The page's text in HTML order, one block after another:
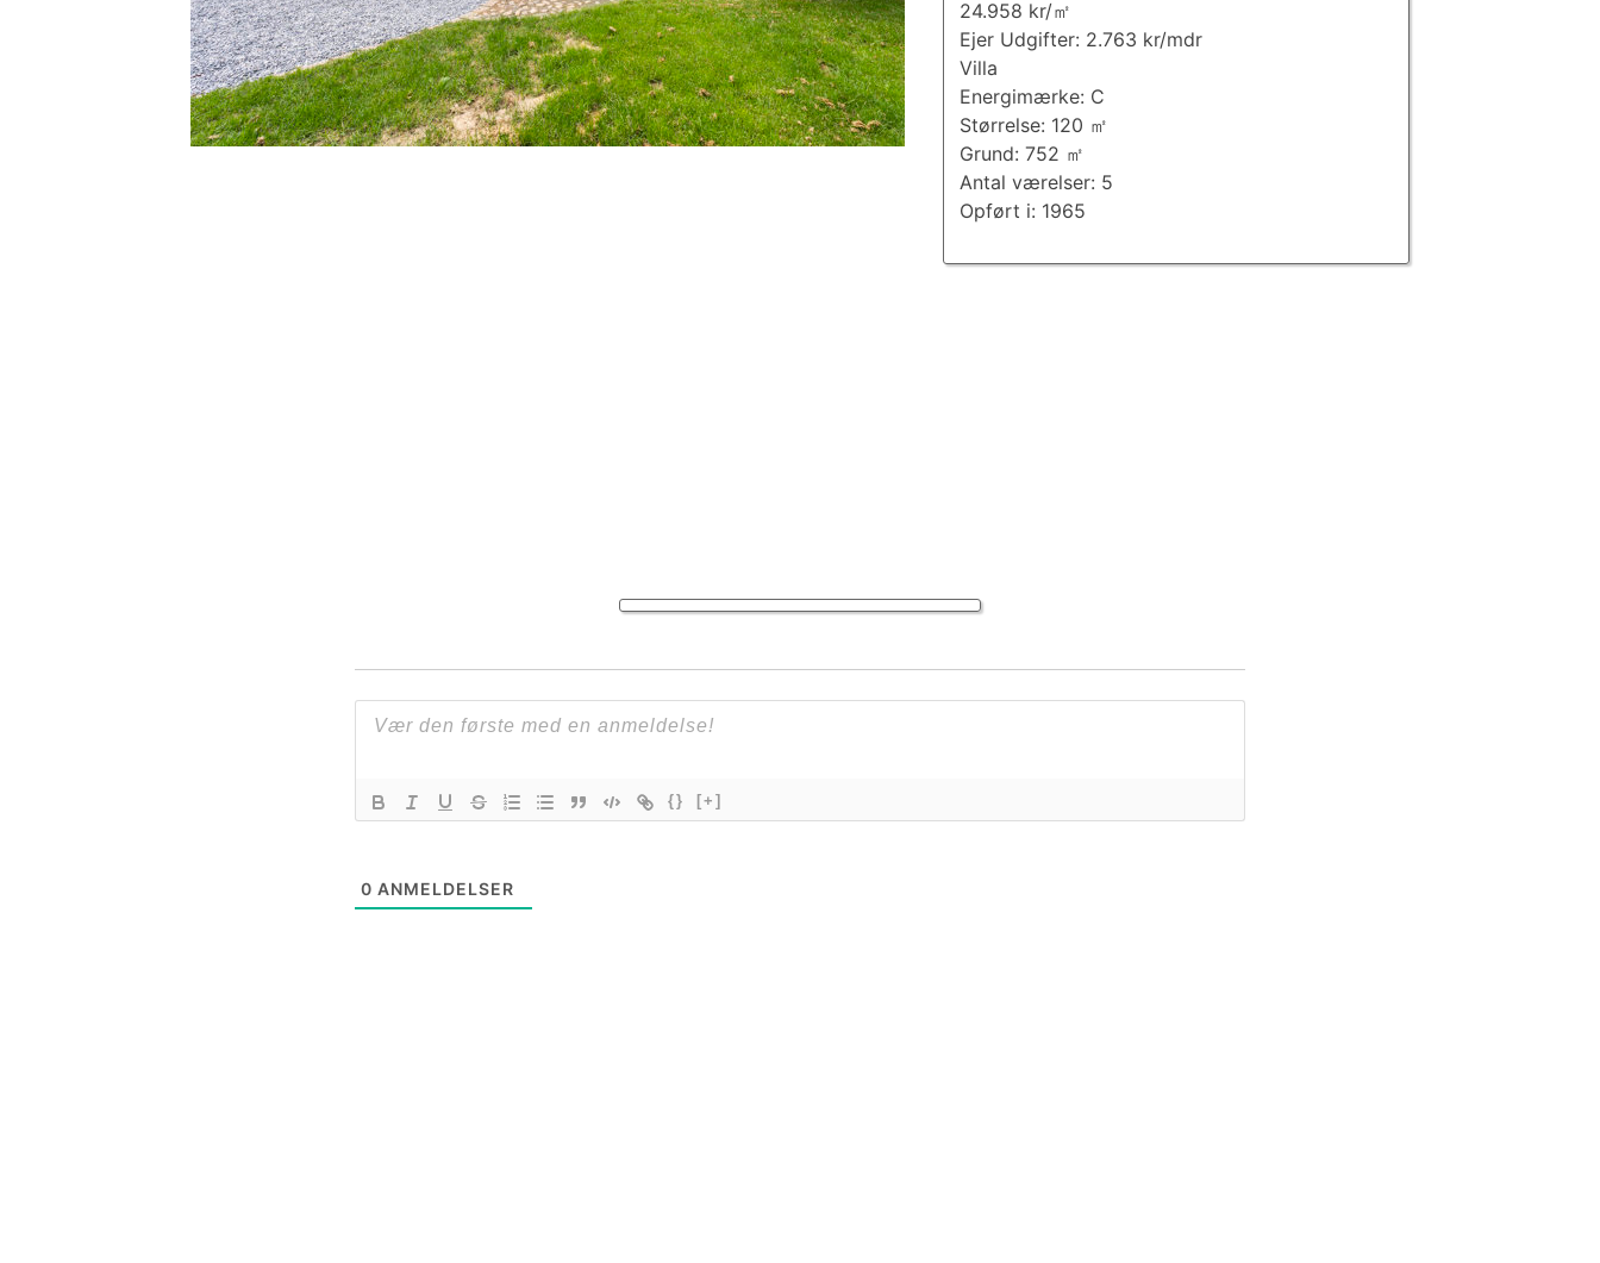
{} [+]
0 ANMELDELSER
24.958 kr/㎡
Ejer Udgifter: 2.763 kr/mdr
Villa
Energimærke: C
Størrelse: 120 ㎡
Grund: 752 ㎡
Antal værelser: 5
Opført i: 1965